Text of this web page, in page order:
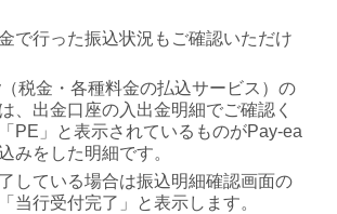
で行った振込状況もご確認いただけ
税金・各種料金の払込サービス）の
、出金口座の入出金明細でご確認く
PE」と表示されているものがPay-ea
みをした明細です。
している場合は振込明細確認画面の
当行受付完了」と表示します。